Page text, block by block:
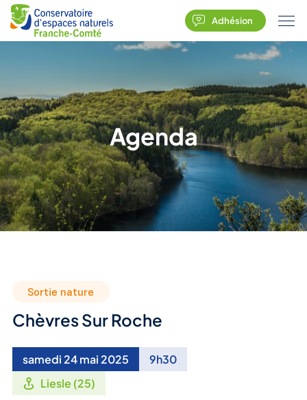
Adhésion
Agenda
Sortie nature
Chèvres Sur Roche
samedi 24 mai 2025
9h30
Liesle (25)